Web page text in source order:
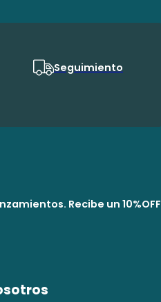
Seguimiento
Recibe un 10%OFF